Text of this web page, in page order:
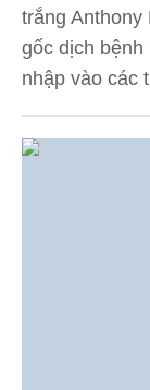
trắng Anthony
gốc dịch
nhập vào các